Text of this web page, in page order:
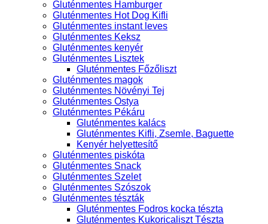
Gluténmentes Hamburger
Gluténmentes Hot Dog Kifli
Gluténmentes instant leves
Gluténmentes Keksz
Gluténmentes kenyér
Gluténmentes Lisztek
Gluténmentes Főzőliszt
Gluténmentes magok
Gluténmentes Növényi Tej
Gluténmentes Ostya
Gluténmentes Pékáru
Gluténmentes kalács
Gluténmentes Kifli, Zsemle, Baguette
Kenyér helyettesítő
Gluténmentes piskóta
Gluténmentes Snack
Gluténmentes Szelet
Gluténmentes Szószok
Gluténmentes tészták
Gluténmentes Fodros kocka tészta
Gluténmentes Kukoricaliszt Tészta